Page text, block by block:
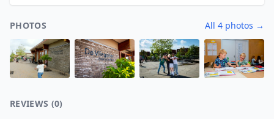
PHOTOS All 4 photos →
REVIEWS (0)